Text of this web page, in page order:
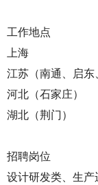
工作地点
上海
江苏（南通、启东
河北（石家庄）
湖北（荆门）
招聘岗位
设计研发类、生